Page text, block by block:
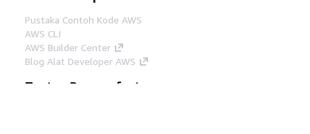
Pustaka Contoh Kode AWS
AWS CLI
AWS Builder Center
Blog Alat Developer AWS
Tautan Bermanfaat